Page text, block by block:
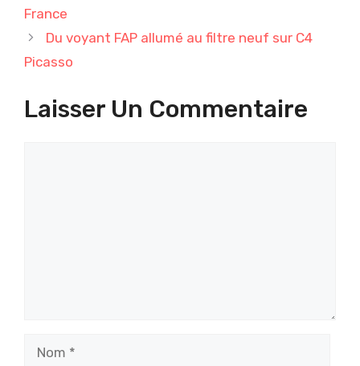
France
Du voyant FAP allumé au filtre neuf sur C4
Picasso
Laisser Un Commentaire